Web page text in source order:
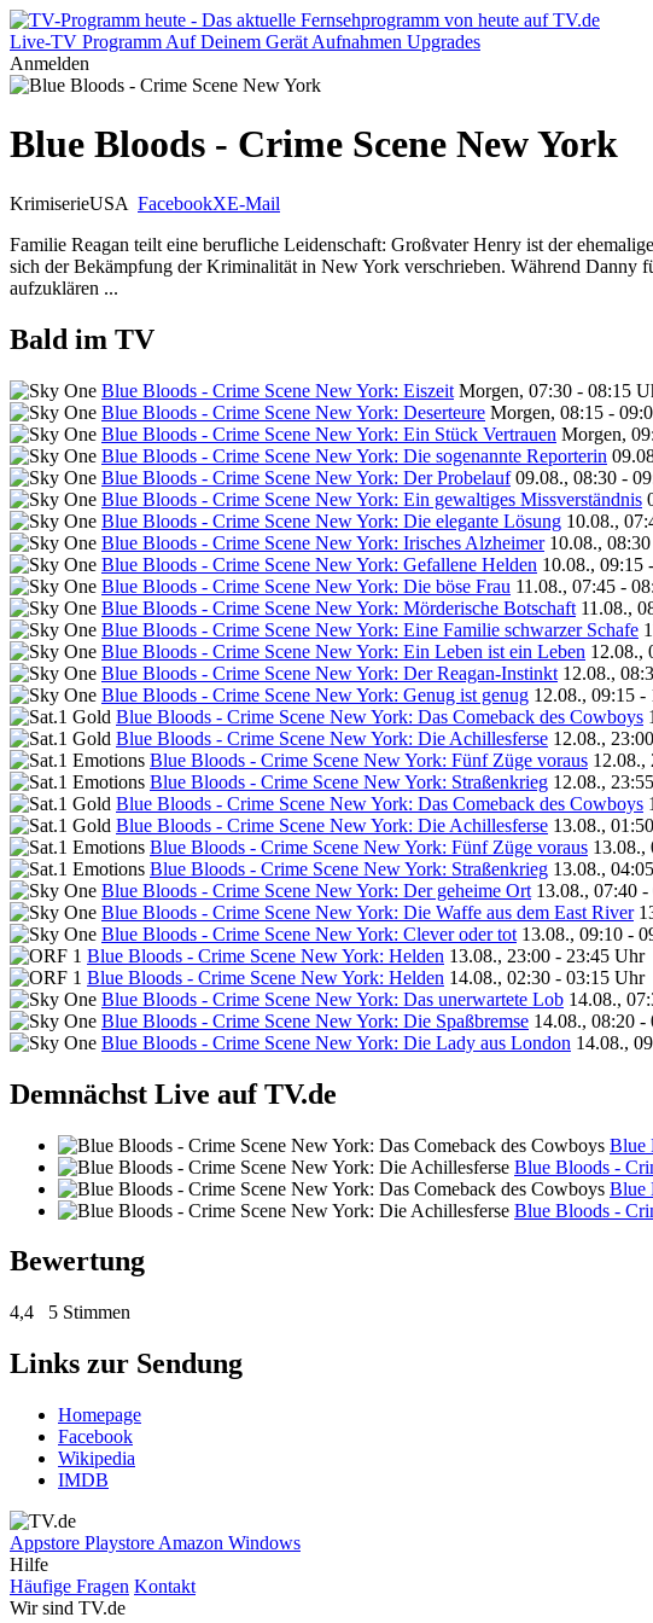
Live-TV Programm Auf Deinem Gerät Aufnahmen Upgrades
Anmelden
Blue Bloods - Crime Scene New York
KrimiserieUSA FacebookXE-Mail
Familie Reagan teilt eine berufliche Leidenschaft: Großvater Henry ist der
sich der Bekämpfung der Kriminalität in New York verschrieben. Während Danny
aufzuklären ...
Bald im TV
Blue Bloods - Crime Scene New York: Eiszeit Morgen, 07:30 - 08:15
Blue Bloods - Crime Scene New York: Deserteure Morgen, 08:15 -
Blue Bloods - Crime Scene New York: Ein Stück Vertrauen Morgen,
Blue Bloods - Crime Scene New York: Die sogenannte Reporterin
Blue Bloods - Crime Scene New York: Der Probelauf 09.08., 08:30 -
Blue Bloods - Crime Scene New York: Ein gewaltiges Missverständnis
Blue Bloods - Crime Scene New York: Die elegante Lösung 10.08.,
Blue Bloods - Crime Scene New York: Irisches Alzheimer 10.08.,
Blue Bloods - Crime Scene New York: Gefallene Helden 10.08., 09:15
Blue Bloods - Crime Scene New York: Die böse Frau 11.08., 07:45 -
Blue Bloods - Crime Scene New York: Mörderische Botschaft 11.08.,
Blue Bloods - Crime Scene New York: Eine Familie schwarzer Schafe
Blue Bloods - Crime Scene New York: Ein Leben ist ein Leben 12.08.,
Blue Bloods - Crime Scene New York: Der Reagan-Instinkt 12.08.,
Blue Bloods - Crime Scene New York: Genug ist genug 12.08., 09:15 -
Blue Bloods - Crime Scene New York: Das Comeback des Cowboys
Blue Bloods - Crime Scene New York: Die Achillesferse 12.08.,
Blue Bloods - Crime Scene New York: Fünf Züge voraus 12.08.,
Blue Bloods - Crime Scene New York: Straßenkrieg 12.08.,
Blue Bloods - Crime Scene New York: Das Comeback des Cowboys
Blue Bloods - Crime Scene New York: Die Achillesferse 13.08.,
Blue Bloods - Crime Scene New York: Fünf Züge voraus 13.08.,
Blue Bloods - Crime Scene New York: Straßenkrieg 13.08.,
Blue Bloods - Crime Scene New York: Der geheime Ort 13.08., 07:40
Blue Bloods - Crime Scene New York: Die Waffe aus dem East River
Blue Bloods - Crime Scene New York: Clever oder tot 13.08., 09:10 -
Blue Bloods - Crime Scene New York: Helden 13.08., 23:00 - 23:45 Uhr
Blue Bloods - Crime Scene New York: Helden 14.08., 02:30 - 03:15 Uhr
Blue Bloods - Crime Scene New York: Das unerwartete Lob 14.08.,
Blue Bloods - Crime Scene New York: Die Spaßbremse 14.08., 08:20 -
Blue Bloods - Crime Scene New York: Die Lady aus London 14.08.,
Demnächst Live auf TV.de
Blue
Blue Bloods -
Blue
Blue Bloods -
Bewertung
4,4 5 Stimmen
Links zur Sendung
Homepage
Facebook
Wikipedia
IMDB
Appstore Playstore Amazon Windows
Hilfe
Häufige Fragen Kontakt
Wir sind TV.de